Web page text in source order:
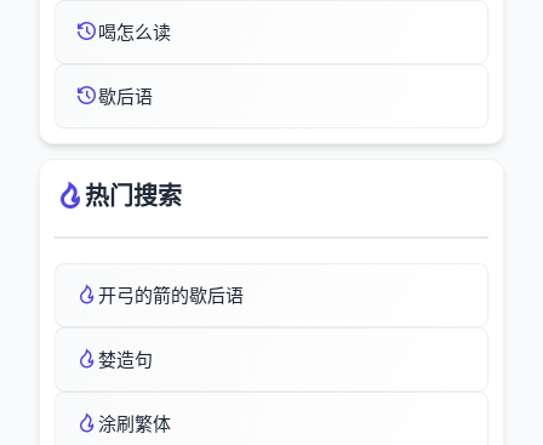
喝怎么读
歇后语
热门搜索
开弓的箭的歇后语
婪造句
涂刷繁体